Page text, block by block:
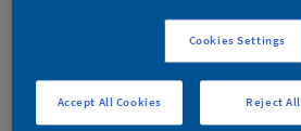
产品卖点：
Cookies Settings
Reject All
Accept All Cookies